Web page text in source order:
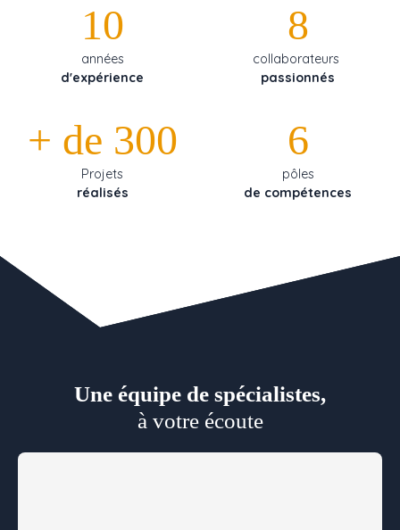
10
années
d'expérience
8
collaborateurs
passionnés
+ de 300
Projets
réalisés
6
pôles
de compétences
Une équipe de spécialistes,
à votre écoute